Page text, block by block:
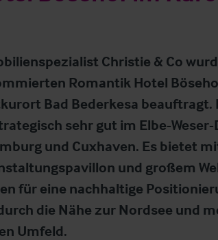
Christie & Co
Romantik Hotel
Bad Bederkesa beauftragt.
sehr gut im Elbe-Weser-
und Cuxhaven. Es bietet
und großem
für eine nachhaltige
die Nähe zur Nordsee und
Umfeld.